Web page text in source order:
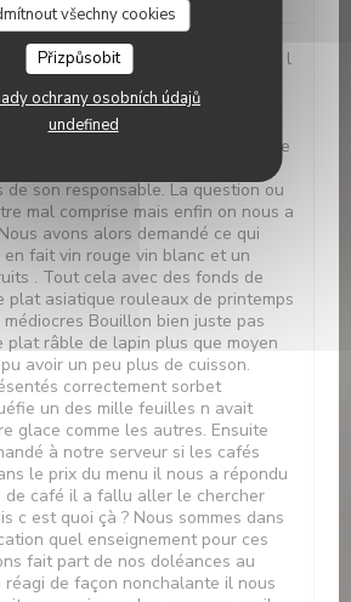
všechny cookies
Přizpůsobit
ochrany osobních údajů
undefined
pour 12h30 Nous sommes arrivés à l
rouge ni blanc Nous avons eu des
encore une personne a reçu
verre. Ensuite plus de pain.. Par
demandé si apéritif était compris le
pas la réponse est allé se
de son responsable. La question ou
mal comprise mais enfin on nous a
avons alors demandé ce qui
fait vin rouge vin blanc et un
. Tout cela avec des fonds de
plat asiatique rouleaux de printemps
Bouillon bien juste pas
plat râble de lapin plus que moyen
avoir un peu plus de cuisson.
correctement sorbet
un des mille feuilles n avait
glace comme les autres. Ensuite
à notre serveur si les cafés
le prix du menu il nous a répondu
de café il a fallu aller le chercher
c est quoi çà ? Nous sommes dans
quel enseignement pour ces
fait part de nos doléances au
réagi de façon nonchalante il nous